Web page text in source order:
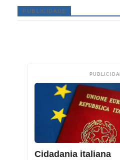
PUBLICIDADE
Cidadania italiana